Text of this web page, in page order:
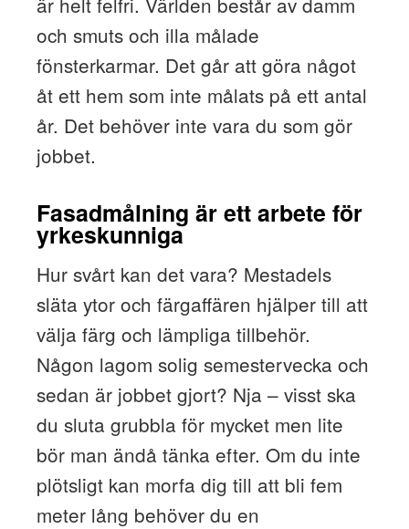
och smuts och illa målade
fönsterkarmar. Det går att göra något
åt ett hem som inte målats på ett antal
år. Det behöver inte vara du som gör
jobbet.
Fasadmålning är ett arbete för
yrkeskunniga
Hur svårt kan det vara? Mestadels
släta ytor och färgaffären hjälper till att
välja färg och lämpliga tillbehör.
Någon lagom solig semestervecka och
sedan är jobbet gjort? Nja – visst ska
du sluta grubbla för mycket men lite
bör man ändå tänka efter. Om du inte
plötsligt kan morfa dig till att bli fem
meter lång behöver du en